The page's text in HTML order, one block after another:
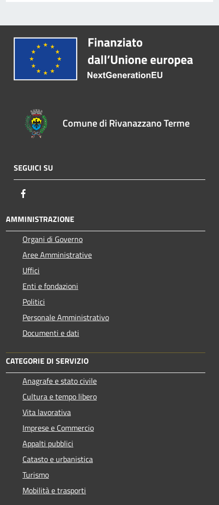
Comune di Rivanazzano Terme
SEGUICI SU
AMMINISTRAZIONE
Organi di Governo
Aree Amministrative
Uffici
Enti e fondazioni
Politici
Personale Amministrativo
Documenti e dati
CATEGORIE DI SERVIZIO
Anagrafe e stato civile
Cultura e tempo libero
Vita lavorativa
Imprese e Commercio
Appalti pubblici
Catasto e urbanistica
Turismo
Mobilità e trasporti